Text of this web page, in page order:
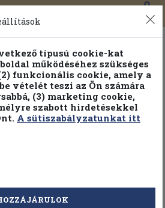
0
Válasszon példányt
típusú cookie-kat
működéséhez szükséges
funkcionális cookie, amely a
vételét teszi az Ön számára
(3) marketing cookie,
szabott hirdetésekkel
A sütiszabályzatunkat itt